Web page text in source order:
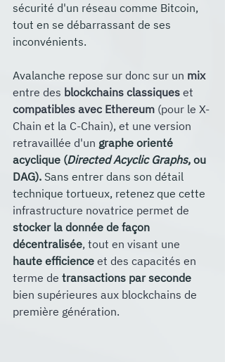
sécurité d'un réseau comme Bitcoin,
tout en se débarrassant de ses
inconvénients.
Avalanche repose sur donc sur un mix
entre des blockchains classiques et
compatibles avec Ethereum (pour le X-
Chain et la C-Chain), et une version
retravaillée d'un graphe orienté
acyclique (Directed Acyclic Graphs, ou
DAG). Sans entrer dans son détail
technique tortueux, retenez que cette
infrastructure novatrice permet de
stocker la donnée de façon
décentralisée, tout en visant une
haute efficience et des capacités en
terme de transactions par seconde
bien supérieures aux blockchains de
première génération.